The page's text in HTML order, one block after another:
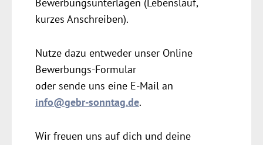
kurzes Anschreiben).
Nutze dazu entweder unser Online
Bewerbungs-Formular
oder sende uns eine E-Mail an
info@gebr-sonntag.de.
Wir freuen uns auf dich und deine